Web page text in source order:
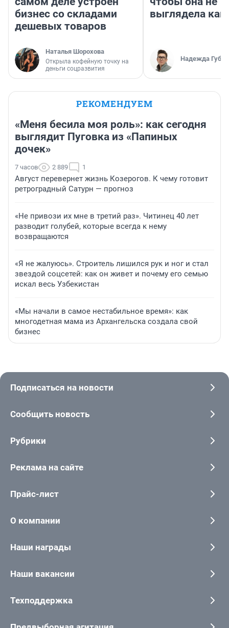
бизнес со складами
дешевых товаров
Наталья Шорохова
Открыла кофейную точку на
деньги соцразвития
выглядела как
Надежда
РЕКОМЕНДУЕМ
«Меня бесила моя роль»: как сегодня
выглядит Пуговка из «Папиных
дочек»
7 часов 2 889 1
Август перевернет жизнь Козерогов. К чему готовит
ретроградный Сатурн — прогноз
«Не привози их мне в третий раз». Читинец 40 лет
разводит голубей, которые всегда к нему
возвращаются
«Я не жалуюсь». Строитель лишился рук и ног и стал
звездой соцсетей: как он живет и почему его семью
искал весь Узбекистан
«Мы начали в самое нестабильное время»: как
многодетная мама из Архангельска создала свой
бизнес
Подписаться на новости
Сообщить новость
Рубрики
Реклама на сайте
Прайс-лист
О компании
Наши награды
Наши вакансии
Техподдержка